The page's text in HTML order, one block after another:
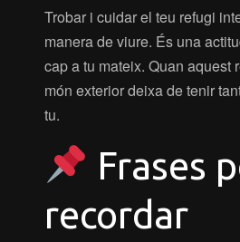
Trobar i cuidar el teu refugi
manera de viure. És una
cap a tu mateix. Quan aquest
món exterior deixa de tenir
tu.
Frases
recordar